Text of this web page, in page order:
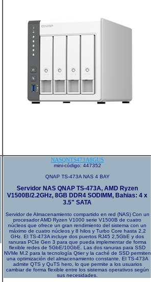
NASQNTS473A8GUS
mini-código: 447352
QNAP TS-473A NAS 4 BAY
Servidor NAS QNAP TS-473A, AMD Ryzen
V1500B/2.2GHz, 8GB DDR4 SODIMM, Bahias: 4 x
3.5" SATA
Servidor de Almacenamiento compartido en red (NAS) Con un
procesador AMD Ryzen V1000 serie V1500B de cuatro
núcleos que ofrece un gran rendimiento del sistema con un
máximo de cuatro núcleos y 8 hilos y Turbo Core hasta 2,2
GHz. El TS-473A incluye dos puertos RJ45 2,5GbE y dos
ranuras PCIe Gen 3 para que pueda implementar de forma
flexible redes de 5GbE/10GbE. Las dos ranuras para SSD
NVMe M.2 para la tecnología Qtier y la caché de SSD permiten
una optimización del almacenamiento constante. El TS-473A
admite QTS y QuTS hero, lo que permite a los usuarios
cambiar de forma flexible entre los sistemas operativos según
sus necesidades.